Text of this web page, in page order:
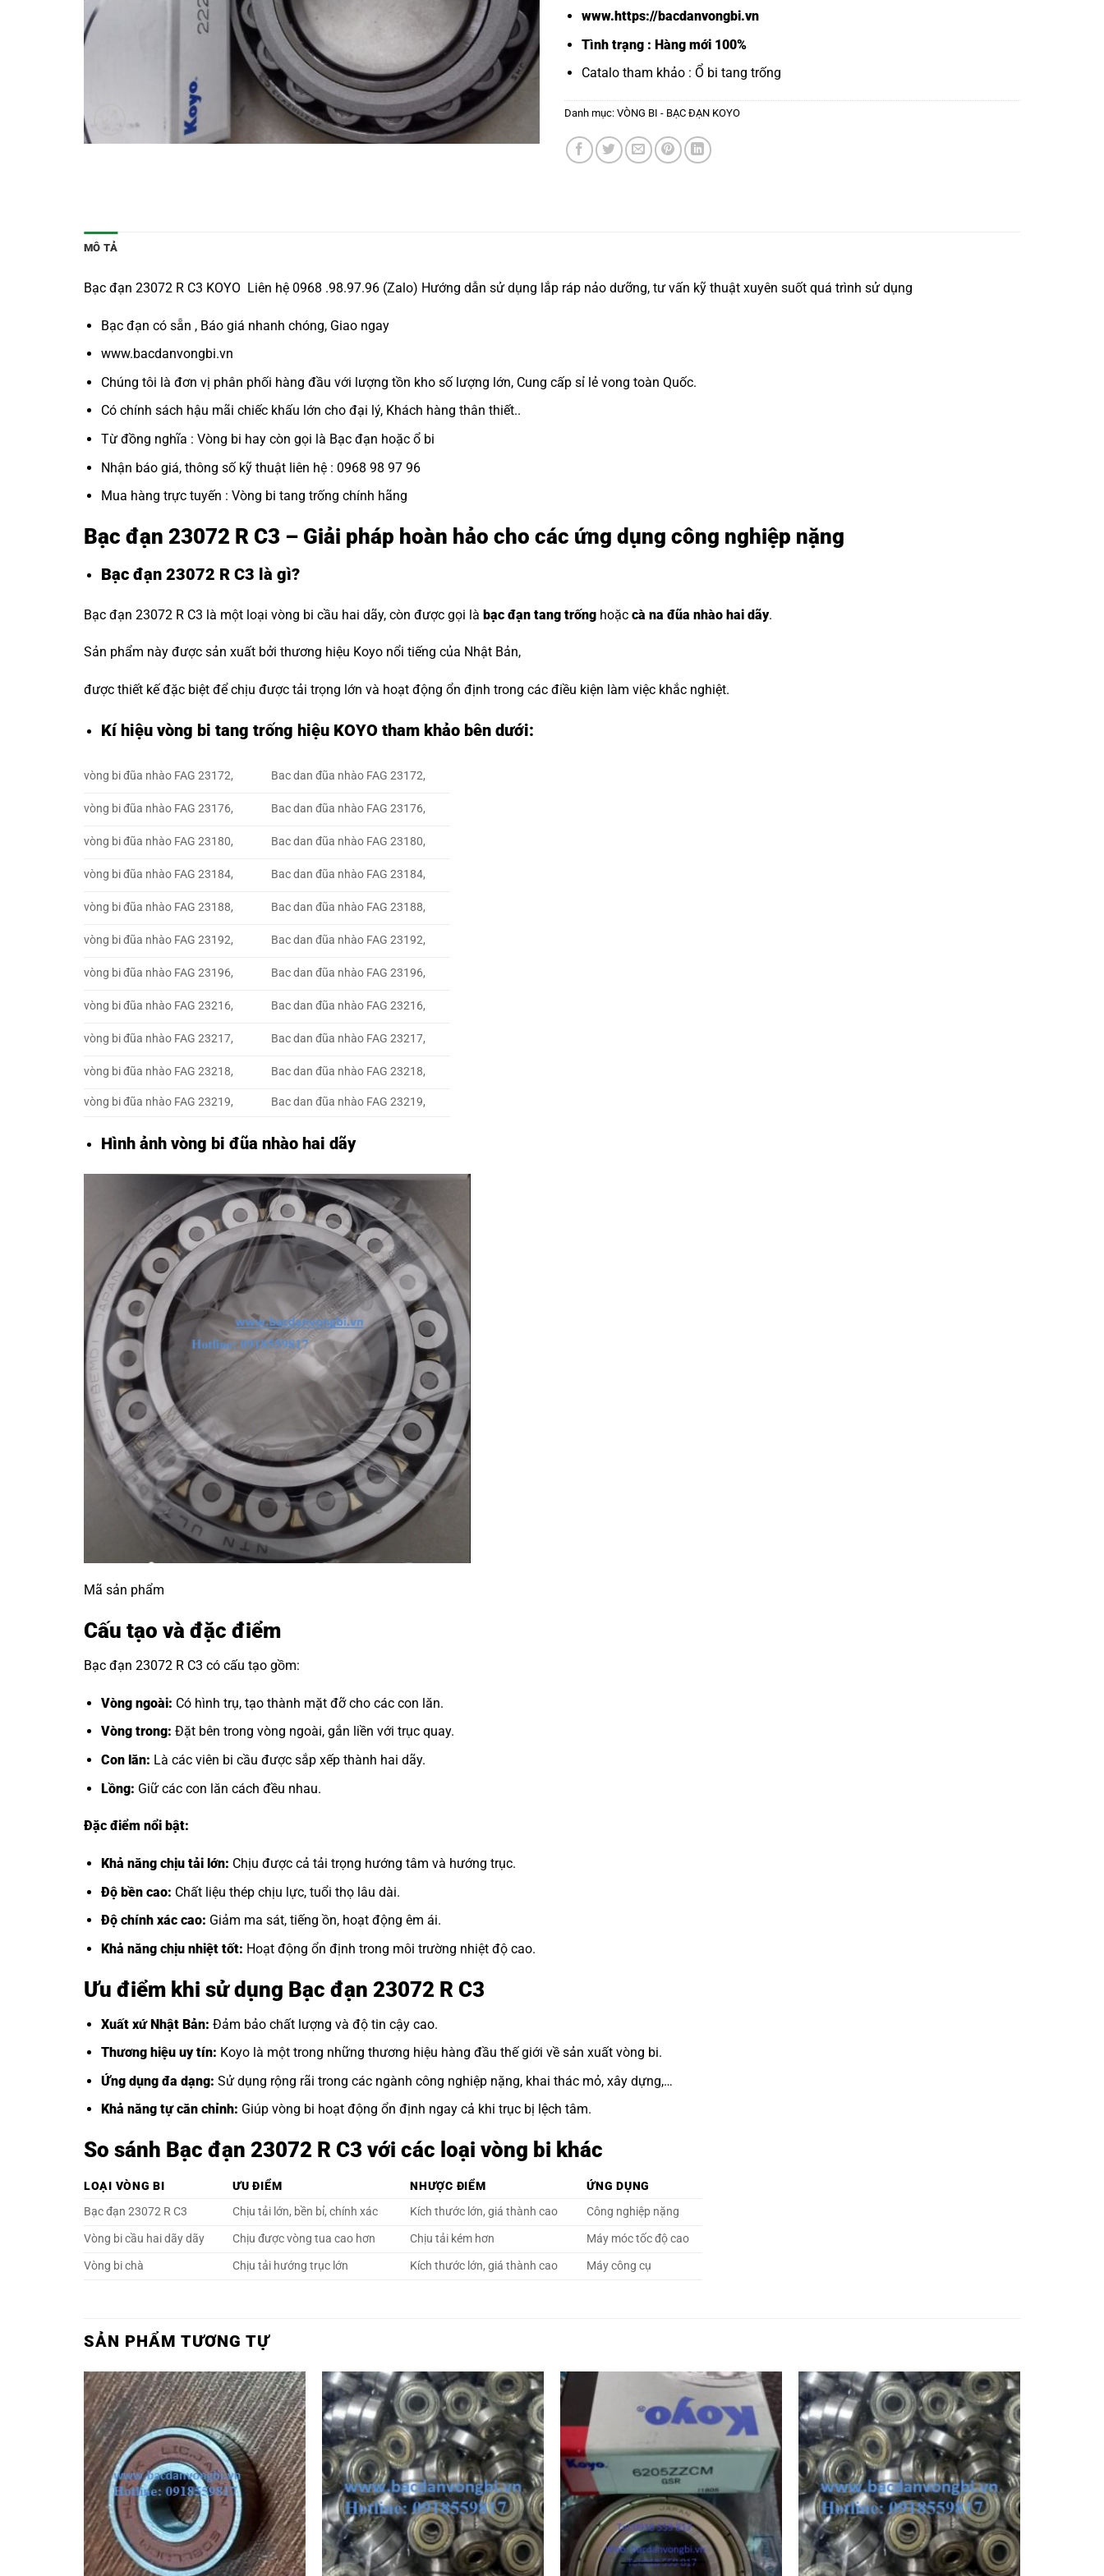
www.https://bacdanvongbi.vn
Tình trạng : Hàng mới 100%
Catalo tham khảo : Ổ bi tang trống
Danh mục: VÒNG BI - BẠC ĐẠN KOYO
MÔ TẢ
Bạc đạn 23072 R C3 KOYO Liên hệ 0968 .98.97.96 (Zalo) Hướng dẫn sử dụng lắp ráp nảo dưỡng, tư vấn kỹ thuật xuyên suốt quá trình sử dụng
Bạc đạn có sẵn , Báo giá nhanh chóng, Giao ngay
www.bacdanvongbi.vn
Chúng tôi là đơn vị phân phối hàng đầu với lượng tồn kho số lượng lớn, Cung cấp sỉ lẻ vong toàn Quốc.
Có chính sách hậu mãi chiếc khấu lớn cho đại lý, Khách hàng thân thiết..
Từ đồng nghĩa : Vòng bi hay còn gọi là Bạc đạn hoặc ổ bi
Nhận báo giá, thông số kỹ thuật liên hệ : 0968 98 97 96
Mua hàng trực tuyến : Vòng bi tang trống chính hãng
Bạc đạn 23072 R C3 – Giải pháp hoàn hảo cho các ứng dụng công nghiệp nặng
Bạc đạn 23072 R C3 là gì?
Bạc đạn 23072 R C3 là một loại vòng bi cầu hai dãy, còn được gọi là bạc đạn tang trống hoặc cà na đũa nhào hai dãy.
Sản phẩm này được sản xuất bởi thương hiệu Koyo nổi tiếng của Nhật Bản,
được thiết kế đặc biệt để chịu được tải trọng lớn và hoạt động ổn định trong các điều kiện làm việc khắc nghiệt.
Kí hiệu vòng bi tang trống hiệu KOYO tham khảo bên dưới:
vòng bi đũa nhào FAG 23172, Bac dan đũa nhào FAG 23172,
vòng bi đũa nhào FAG 23176, Bac dan đũa nhào FAG 23176,
vòng bi đũa nhào FAG 23180, Bac dan đũa nhào FAG 23180,
vòng bi đũa nhào FAG 23184, Bac dan đũa nhào FAG 23184,
vòng bi đũa nhào FAG 23188, Bac dan đũa nhào FAG 23188,
vòng bi đũa nhào FAG 23192, Bac dan đũa nhào FAG 23192,
vòng bi đũa nhào FAG 23196, Bac dan đũa nhào FAG 23196,
vòng bi đũa nhào FAG 23216, Bac dan đũa nhào FAG 23216,
vòng bi đũa nhào FAG 23217, Bac dan đũa nhào FAG 23217,
vòng bi đũa nhào FAG 23218, Bac dan đũa nhào FAG 23218,
vòng bi đũa nhào FAG 23219, Bac dan đũa nhào FAG 23219,
Hình ảnh vòng bi đũa nhào hai dãy
Mã sản phẩm
Cấu tạo và đặc điểm
Bạc đạn 23072 R C3 có cấu tạo gồm:
Vòng ngoài: Có hình trụ, tạo thành mặt đỡ cho các con lăn.
Vòng trong: Đặt bên trong vòng ngoài, gắn liền với trục quay.
Con lăn: Là các viên bi cầu được sắp xếp thành hai dãy.
Lồng: Giữ các con lăn cách đều nhau.
Đặc điểm nổi bật:
Khả năng chịu tải lớn: Chịu được cả tải trọng hướng tâm và hướng trục.
Độ bền cao: Chất liệu thép chịu lực, tuổi thọ lâu dài.
Độ chính xác cao: Giảm ma sát, tiếng ồn, hoạt động êm ái.
Khả năng chịu nhiệt tốt: Hoạt động ổn định trong môi trường nhiệt độ cao.
Ưu điểm khi sử dụng Bạc đạn 23072 R C3
Xuất xứ Nhật Bản: Đảm bảo chất lượng và độ tin cậy cao.
Thương hiệu uy tín: Koyo là một trong những thương hiệu hàng đầu thế giới về sản xuất vòng bi.
Ứng dụng đa dạng: Sử dụng rộng rãi trong các ngành công nghiệp nặng, khai thác mỏ, xây dựng,…
Khả năng tự căn chỉnh: Giúp vòng bi hoạt động ổn định ngay cả khi trục bị lệch tâm.
So sánh Bạc đạn 23072 R C3 với các loại vòng bi khác
LOẠI VÒNG BI ƯU ĐIỂM NHƯỢC ĐIỂM
ỨNG DỤNG
Bạc đạn 23072 R C3
Chịu tải lớn, bền bỉ, chính xác Kích thước lớn, giá thành cao
Công nghiệp nặng
Vòng bi cầu hai dãy dãy
Chịu được vòng tua cao hơn Chịu tải kém hơn
Máy móc tốc độ cao
Vòng bi chà
Chịu tải hướng trục lớn Kích thước lớn, giá thành cao Máy công cụ
SẢN PHẨM TƯƠNG TỰ